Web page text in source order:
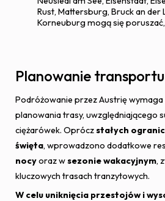
Rust, Mattersburg, Bruck an
Korneuburg mogą się
Planowanie
Podróżowanie przez Austrię
planowania trasy, uwzględniającego
ciężarówek. Opróczstałych
święta, wprowadzono dodatkowe
nocyoraz wsezonie wakacyjnym,
kluczowych trasach tranzytowych.
W celu uniknięcia przestojów i